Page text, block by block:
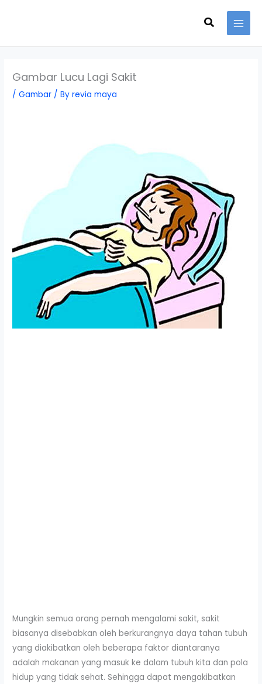
Search
Gambar Lucu Lagi Sakit
/Gambar / Byrevia maya
Mungkin semua orang pernah mengalami sakit, sakit
biasanya disebabkan oleh berkurangnya daya tahan tubuh
yang diakibatkan oleh beberapa faktor diantaranya
adalah makanan yang masuk ke dalam tubuh kita dan pola
hidup yang tidak sehat. Sehingga dapat mengakibatkan